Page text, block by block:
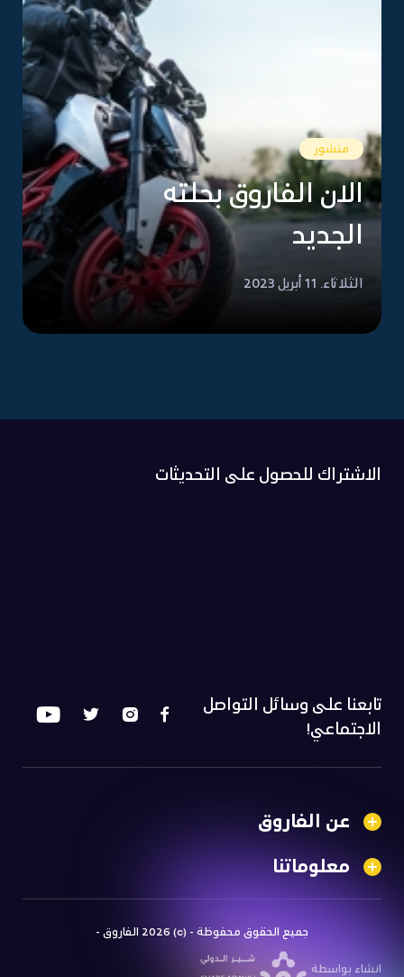
منشور
الان الفاروق بحلته
الجديد
الثلاثاء. 11 أبريل 2023
عن الفاروق
معلوماتنا
الاشتراك للحصول على التحديثات
تابعنا على وسائل التواصل
الاجتماعي!
جميع الحقوق محفوظة - (c) 2026 الفاروق -
انشاء بواسطة